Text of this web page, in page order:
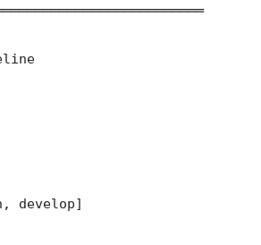
develop]